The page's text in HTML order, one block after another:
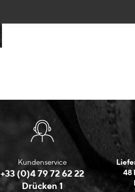
Kundenservice
+33 (0)4 79 72 62 22
Drücken 1
48